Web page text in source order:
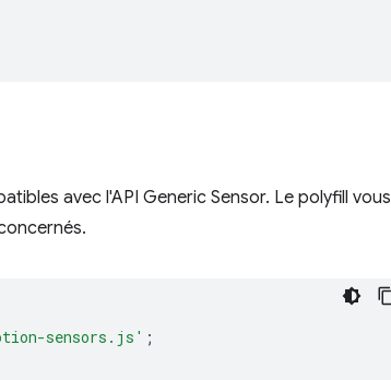
avec l'API Generic Sensor. Le polyfill vous
sensors.js' ;